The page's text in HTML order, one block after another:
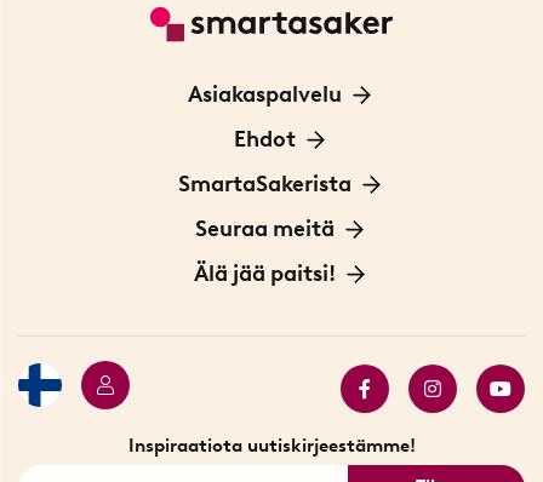
Asiakaspalvelu
Ota yhteyttä
Ehdot
Tietoa evästeistä
Yksityisyydensuoja
Sopimusehdot
SmartaSakerista
Meistä
Myymälä Tukholmassa
Seuraa meitä
Innovaattoriblogi
Älä jää paitsi!
Inspiraatiota uutiskirjeestämme!